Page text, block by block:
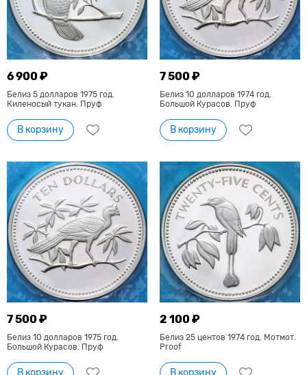
6 900 ₽
Белиз 5 долларов 1975 год.
Киленосый тукан. Пруф
В корзину
7 500 ₽
Белиз 10 долларов 1974 год.
Большой Курасов. Пруф
В корзину
7 500 ₽
Белиз 10 долларов 1975 год.
Большой Курасов. Пруф
В корзину
2 100 ₽
Белиз 25 центов 1974 год. Мотмот.
Proof
В корзину